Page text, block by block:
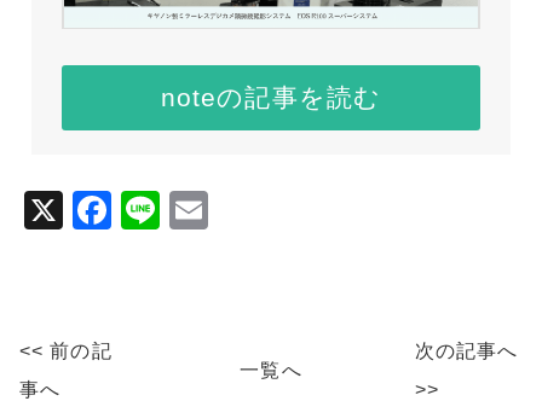
noteの記事を読む
X
F
Li
<< 前の記
事へ
一覧へ
次の記事へ
>>